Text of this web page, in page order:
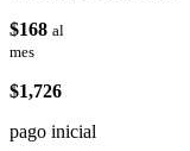
$168 al
mes
$1,726
pago inicial